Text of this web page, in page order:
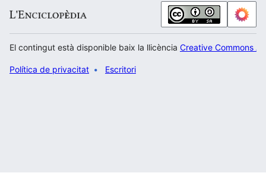
El contingut està disponible baix la llicència Creative Commons
Política de privacitat Escritori